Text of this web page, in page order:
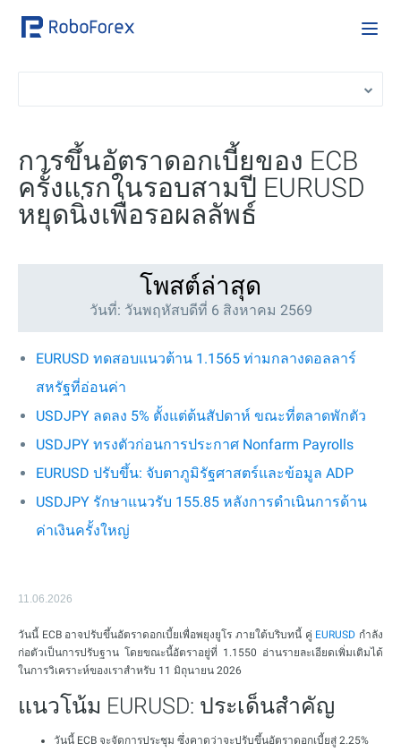
การขึ้นอัตราดอกเบี้ยของ ECB
ครั้งแรกในรอบสามปี EURUSD
หยุดนิ่งเพื่อรอผลลัพธ์
โพสต์ล่าสุด
วันที่: วันพฤหัสบดีที่ 6 สิงหาคม 2569
EURUSD ทดสอบแนวต้าน 1.1565 ท่ามกลางดอลลาร์
สหรัฐที่อ่อนค่า
USDJPY ลดลง 5% ตั้งแต่ต้นสัปดาห์ ขณะที่ตลาดพักตัว
USDJPY ทรงตัวก่อนการประกาศ Nonfarm Payrolls
EURUSD ปรับขึ้น: จับตาภูมิรัฐศาสตร์และข้อมูล ADP
USDJPY รักษาแนวรับ 155.85 หลังการดำเนินการด้าน
ค่าเงินครั้งใหญ่
11.06.2026
วันนี้ ECB อาจปรับขึ้นอัตราดอกเบี้ยเพื่อพยุงยูโร ภายใต้บริบทนี้ คู่ EURUSD กำลัง
ก่อตัวเป็นการปรับฐาน โดยขณะนี้อัตราอยู่ที่ 1.1550 อ่านรายละเอียดเพิ่มเติมได้
ในการวิเคราะห์ของเราสำหรับ 11 มิถุนายน 2026
แนวโน้ม EURUSD: ประเด็นสำคัญ
วันนี้ ECB จะจัดการประชุม ซึ่งคาดว่าจะปรับขึ้นอัตราดอกเบี้ยสู่ 2.25%